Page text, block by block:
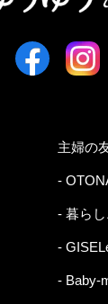
主婦の
-
- 暮ら
-
- Baby-